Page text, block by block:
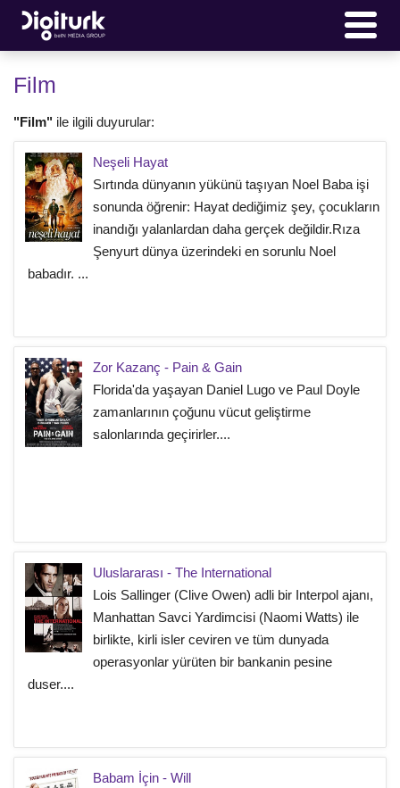
Film
"Film" ile ilgili duyurular:
Neşeli Hayat
Sırtında dünyanın yükünü taşıyan Noel Baba işi
sonunda öğrenir: Hayat dediğimiz şey, çocukların
inandığı yalanlardan daha gerçek değildir.Rıza
Şenyurt dünya üzerindeki en sorunlu Noel
babadır. ...
Zor Kazanç - Pain & Gain
Florida'da yaşayan Daniel Lugo ve Paul Doyle
zamanlarının çoğunu vücut geliştirme
salonlarında geçirirler....
Uluslararası - The International
Lois Sallinger (Clive Owen) adli bir Interpol ajanı,
Manhattan Savci Yardimcisi (Naomi Watts) ile
birlikte, kirli isler ceviren ve tüm dunyada
operasyonlar yürüten bir bankanin pesine
duser....
Babam İçin - Will